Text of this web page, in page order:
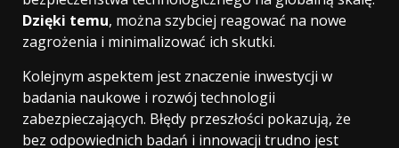
Dzięki temu, można szybciej reagować na nowe
zagrożenia i minimalizować ich skutki.
Kolejnym aspektem jest znaczenie inwestycji w
badania naukowe i rozwój technologii
zabezpieczających. Błędy przeszłości pokazują, że
bez odpowiednich badań i innowacji trudno jest